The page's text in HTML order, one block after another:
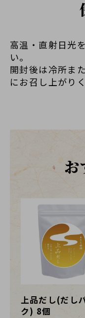
高温・直射日光
い。
開封後は冷所ま
にお召し上がり
お
上品だし(だし
ク) 8個